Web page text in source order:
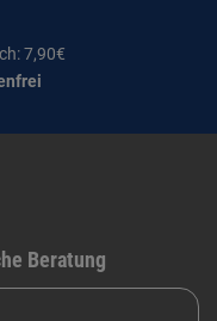
7,90€
Beratung